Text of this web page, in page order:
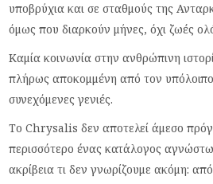
υποβρύχια και σε σταθμούς της
όμως που διαρκούν μήνες, όχι ζωές
Καμία κοινωνία στην ανθρώπινη
πλήρως αποκομμένη από τον
συνεχόμενες γενιές.
Το Chrysalis δεν αποτελεί άμεσο
περισσότερο ένας κατάλογος
ακρίβεια τι δεν γνωρίζουμε ακόμη: